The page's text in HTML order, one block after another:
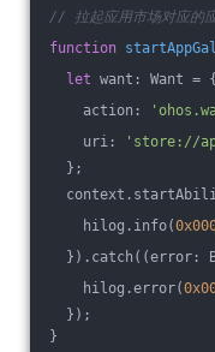
// 拉起应用市场对应的
function
let want: Want = {
action:
uri:
'store://
};
hilog.info(
}).catch( (error:
hilog.error(
});
}